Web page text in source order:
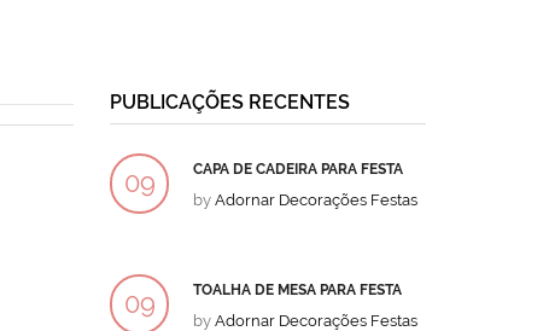
PUBLICAÇÕES RECENTES
09 CAPA DE CADEIRA PARA FESTA
byAdornar Decorações Festas
09 TOALHA DE MESA PARA FESTA
byAdornar Decorações Festas